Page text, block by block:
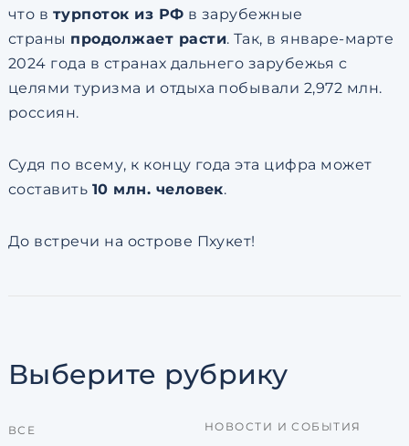
что в турпоток из РФ в зарубежные
страны продолжает расти. Так, в январе-марте
2024 года в странах дальнего зарубежья с
целями туризма и отдыха побывали 2,972 млн.
россиян.
Судя по всему, к концу года эта цифра может
составить 10 млн. человек.
До встречи на острове Пхукет!
Выберите рубрику
ВСЕ НОВОСТИ И СОБЫТИЯ